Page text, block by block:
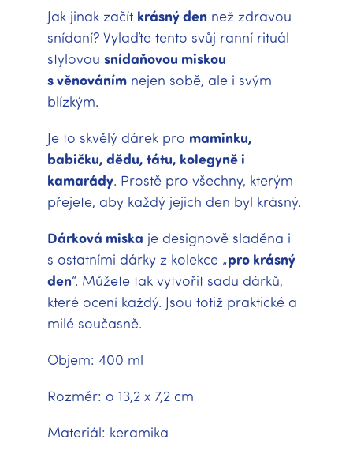
Jak jinak začít krásný den než zdravou
snídaní? Vylaďte tento svůj ranní rituál
stylovou snídaňovou miskou
s věnováním nejen sobě, ale i svým
blízkým.
Je to skvělý dárek pro maminku,
babičku, dědu, tátu, kolegyně i
kamarády. Prostě pro všechny, kterým
přejete, aby každý jejich den byl krásný.
Dárková miska je designově sladěna i
s ostatními dárky z kolekce „pro krásný
den“. Můžete tak vytvořit sadu dárků,
které ocení každý. Jsou totiž praktické a
milé současně.
Objem: 400 ml
Rozměr: o 13,2 x 7,2 cm
Materiál: keramika